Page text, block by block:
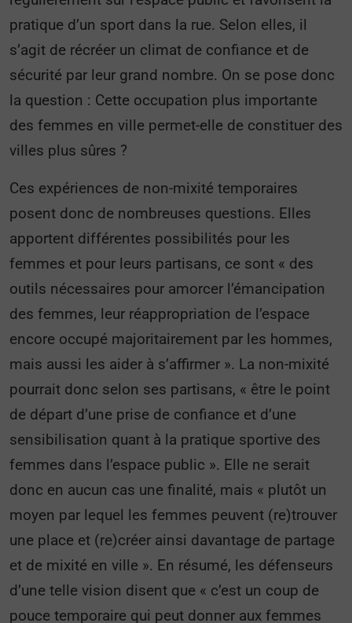
pratique d’un sport dans la rue. Selon elles, il
s’agit de récréer un climat de confiance et de
sécurité par leur grand nombre. On se pose donc
la question : Cette occupation plus importante
des femmes en ville permet-elle de constituer des
villes plus sûres ?
Ces expériences de non-mixité temporaires
posent donc de nombreuses questions. Elles
apportent différentes possibilités pour les
femmes et pour leurs partisans, ce sont « des
outils nécessaires pour amorcer l’émancipation
des femmes, leur réappropriation de l’espace
encore occupé majoritairement par les hommes,
mais aussi les aider à s’affirmer ». La non-mixité
pourrait donc selon ses partisans, « être le point
de départ d’une prise de confiance et d’une
sensibilisation quant à la pratique sportive des
femmes dans l’espace public ». Elle ne serait
donc en aucun cas une finalité, mais « plutôt un
moyen par lequel les femmes peuvent (re)trouver
une place et (re)créer ainsi davantage de partage
et de mixité en ville ». En résumé, les défenseurs
d’une telle vision disent que « c’est un coup de
pouce temporaire qui peut donner aux femmes